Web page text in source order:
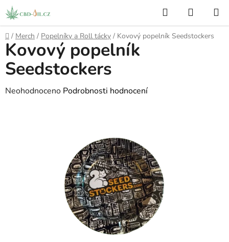
Přejít
na
obsah
Hledat
KOŠÍK
Domů
/ Merch / Popelníky a Roll tácky / Kovový popelník Seedstockers
Kovový popelník
Seedstockers
Průměrné
Neohodnoceno Podrobnosti hodnocení